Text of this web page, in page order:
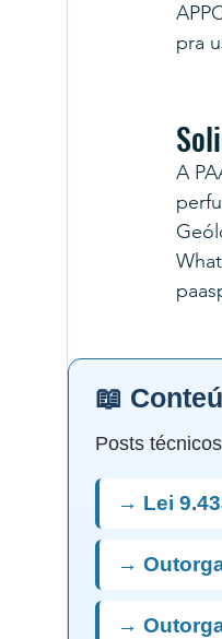
pra
A
📖
Posts
→ Lei
→
→